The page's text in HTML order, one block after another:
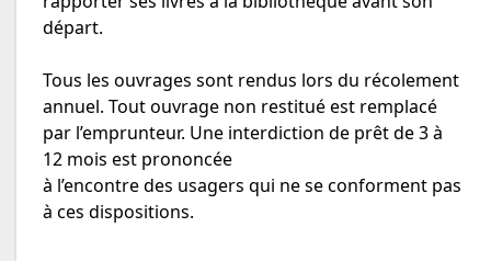
départ.
Tous les ouvrages sont rendus lors du récolement
annuel. Tout ouvrage non restitué est remplacé
par l’emprunteur. Une interdiction de prêt de 3 à
12 mois est prononcée
à l’encontre des usagers qui ne se conforment pas
à ces dispositions.